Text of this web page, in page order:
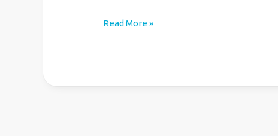
Cara
pada
Read More »